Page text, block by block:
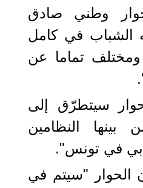
وطني صادق
الشباب في كامل
ومختلف تماما عن
سيتطرّق إلى
النظامين
في تونس".
الحوار "سيتم في